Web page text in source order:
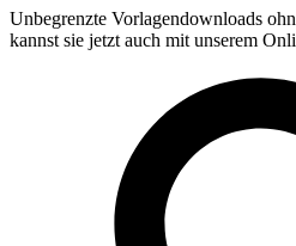
Unbegrenzte Vorlagendownloads
kannst sie jetzt auch mit unserem